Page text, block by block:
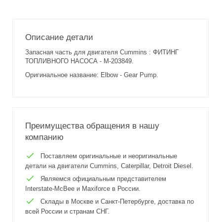
Описание детали
Запасная часть для двигателя Cummins : ФИТИНГ
ТОПЛИВНОГО НАСОСА - M-203849.
Оригинальное название: Elbow - Gear Pump.
Преимущества обращения в нашу
компанию
Поставляем оригинальные и неоригинальные
детали на двигатели Cummins, Caterpillar, Detroit Diesel.
Являемся официальным представителем
Interstate-McBee и Maxiforce в России.
Склады в Москве и Санкт-Петербурге, доставка по
всей России и странам СНГ.